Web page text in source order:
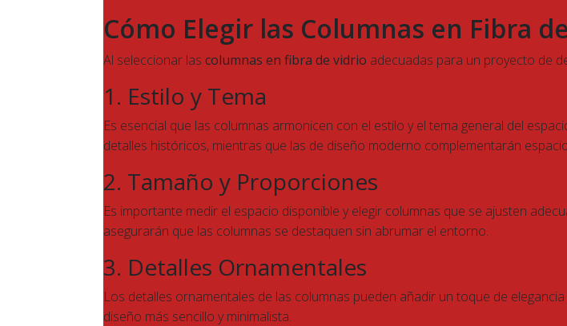
Cómo Elegir las Columnas en Fibra
Al seleccionar las columnas en fibra de vidrio adecuadas para un proyecto de
1. Estilo y Tema
Es esencial que las columnas armonicen con el estilo y el tema general del
detalles históricos, mientras que las de diseño moderno complementarán
2. Tamaño y Proporciones
Es importante medir el espacio disponible y elegir columnas que se ajusten
asegurarán que las columnas se destaquen sin abrumar el entorno.
3. Detalles Ornamentales
Los detalles ornamentales de las columnas pueden añadir un toque de
diseño más sencillo y minimalista.